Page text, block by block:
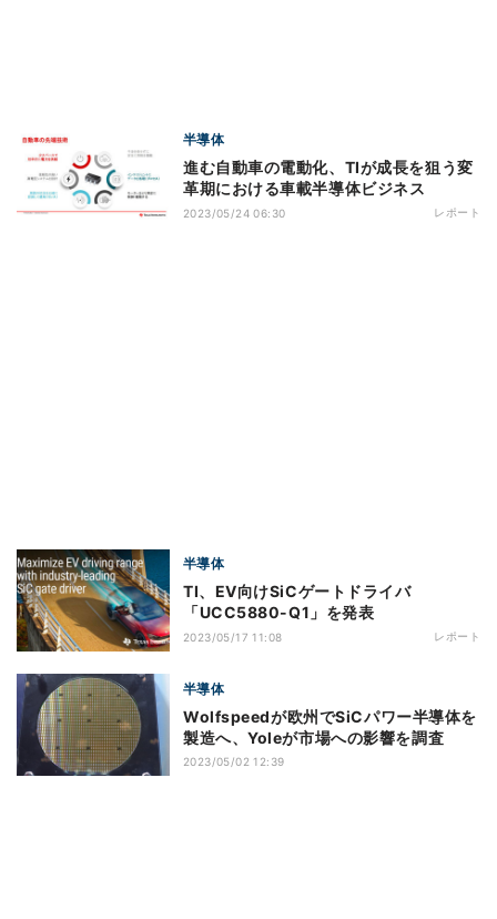
半導体
進む自動車の電動化、TIが成長を狙う変
革期における車載半導体ビジネス
2023/05/24 06:30 レポート
半導体
TI、EV向けSiCゲートドライバ
「UCC5880-Q1」を発表
2023/05/17 11:08 レポート
半導体
Wolfspeedが欧州でSiCパワー半導体を
製造へ、Yoleが市場への影響を調査
2023/05/02 12:39